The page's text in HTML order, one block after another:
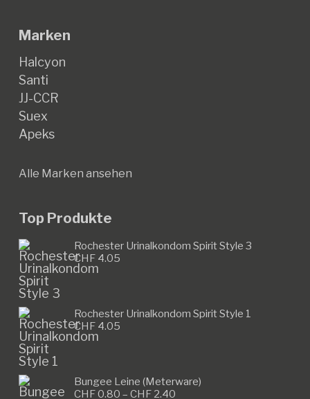
Marken
Halcyon
Santi
JJ-CCR
Suex
Apeks
Alle Marken ansehen
Top Produkte
Rochester Urinalkondom Spirit Style 3
CHF4.05
Rochester Urinalkondom Spirit Style 1
CHF4.05
Bungee Leine (Meterware)
CHF0.80 – CHF2.40Preisspanne: